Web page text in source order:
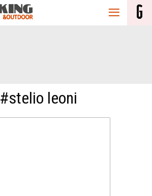
#stelio leoni